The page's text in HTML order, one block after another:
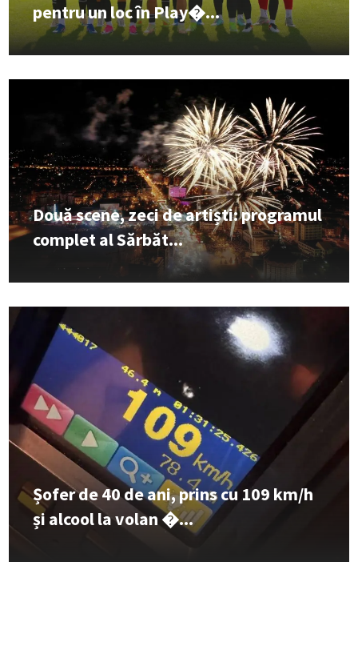
pentru un loc în Play�...
Două scene, zeci de artiști: programul
complet al Sărbăt...
Șofer de 40 de ani, prins cu 109 km/h
și alcool la volan �...